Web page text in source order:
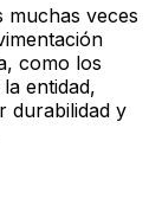
muchas veces
como los
entidad,
durabilidad y